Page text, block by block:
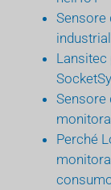
Sensore
Sensore
Perché